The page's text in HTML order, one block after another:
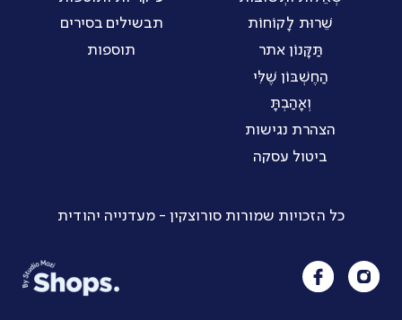
שֵׁרוּת לָקוֹחוֹת
תַּקָּנוֹן אתר
הַחֶשְׁבּוֹן שֶׁלִּי
וְאָהַבְתָּ
הצהרת נגישות
ביטול עסקה
תבשילים בסירים
תוספות
כל הזכויות שמורות סורוצקין - מעדנייה יהודית